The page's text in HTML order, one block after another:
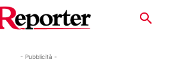
- Pubblicità -